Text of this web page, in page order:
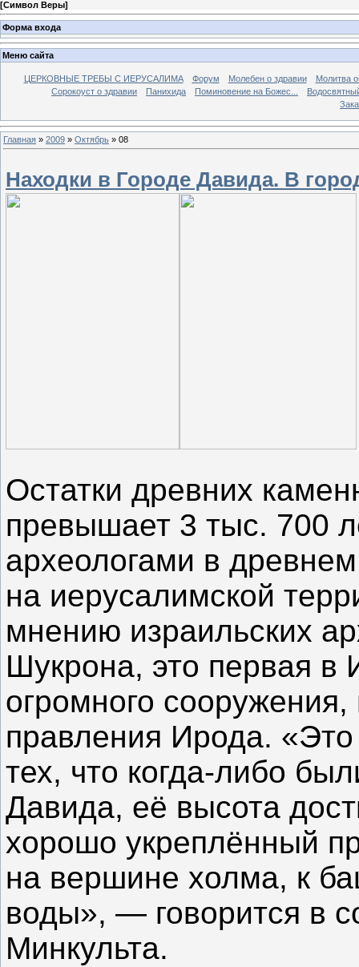
[Символ Веры]
Форма входа
Меню сайта
ЦЕРКОВНЫЕ ТРЕБЫ С ИЕРУСАЛИМА Форум Молебен о здравии
Молитва
Сорокоуст о здравии
Панихида Поминовение на Божес...
Главная » 2009 » Октябрь » 08
Находки в Городе Давида. В
Остатки древних
превышает 3 тыс. 700
археологами в
на иерусалимской
мнению израильских
Шукрона, это первая в
огромного
правления Ирода.
тех, что когда-либо
Давида, её высота
хорошо укреплённый
на вершине холма, к
воды», — говорится в
Минкульта.